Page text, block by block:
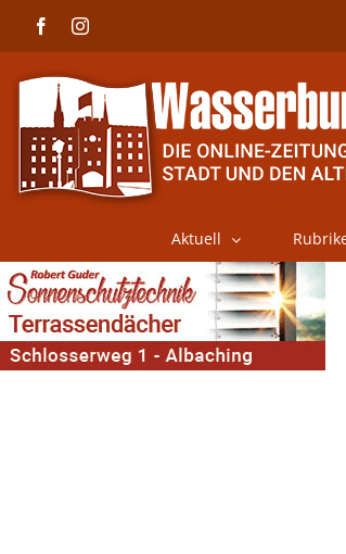
FacebookInstagram
Aktuell